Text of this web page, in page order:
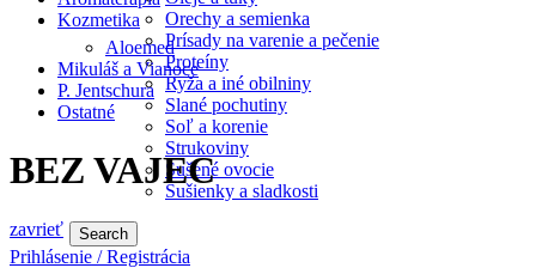
Orechy a semienka
Prísady na varenie a pečenie
Proteíny
Ryža a iné obilniny
Slané pochutiny
Soľ a korenie
Strukoviny
Sušené ovocie
Sušienky a sladkosti
Search
Prihlásenie / Registrácia
Kozmetika
Aloemed
Mikuláš a Vianoce
P. Jentschura
Ostatné
BEZ VAJEC
zavrieť